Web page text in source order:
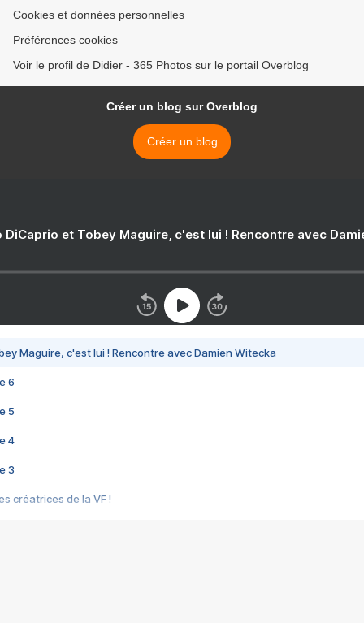
Cookies et données personnelles
Préférences cookies
Voir le profil de Didier - 365 Photos sur le portail Overblog
Créer un blog sur Overblog
Créer un blog
DiCaprio et Tobey Maguire, c'est lui ! Rencontre avec
Maguire, c'est lui ! Rencontre avec Damien Witecka
6
5
4
3
créatrices de la VF !